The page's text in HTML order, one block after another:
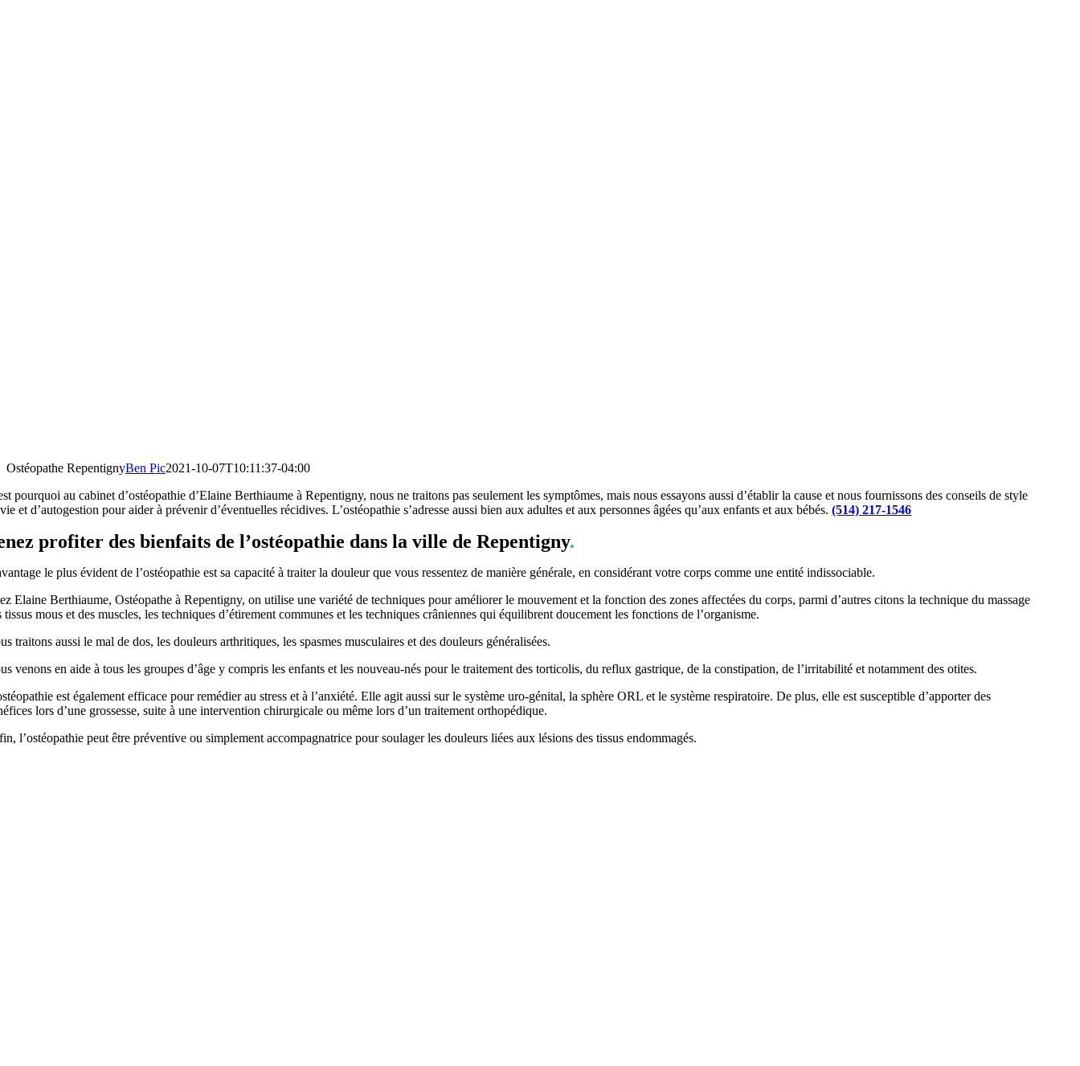
Ostéopathe RepentignyBen Pic2021-10-07T10:11:37-04:00
pourquoi au cabinet d’ostéopathie d’Elaine Berthiaume à Repentigny, nous ne traitons pas seulement les symptômes, mais nous essayons aussi d’établir la cause et nous fournissons des conseils de style
et d’autogestion pour aider à prévenir d’éventuelles récidives. L’ostéopathie s’adresse aussi bien aux adultes et aux personnes âgées qu’aux enfants et aux bébés.(514) 217-1546
profiter des bienfaits de l’ostéopathie dans la ville de Repentigny.
le plus évident de l’ostéopathie est sa capacité à traiter la douleur que vous ressentez de manière générale, en considérant votre corps comme une entité indissociable.
Elaine Berthiaume, Ostéopathe à Repentigny, on utilise une variété de techniques pour améliorer le mouvement et la fonction des zones affectées du corps, parmi d’autres citons la technique du massage
tissus mous et des muscles, les techniques d’étirement communes et les techniques crâniennes qui équilibrent doucement les fonctions de l’organisme.
traitons aussi le mal de dos, les douleurs arthritiques, les spasmes musculaires et des douleurs généralisées.
venons en aide à tous les groupes d’âge y compris les enfants et les nouveau-nés pour le traitement des torticolis, du reflux gastrique, de la constipation, de l’irritabilité et notamment des otites.
est également efficace pour remédier au stress et à l’anxiété. Elle agit aussi sur le système uro-génital, la sphère ORL et le système respiratoire. De plus, elle est susceptible d’apporter des
lors d’une grossesse, suite à une intervention chirurgicale ou même lors d’un traitement orthopédique.
l’ostéopathie peut être préventive ou simplement accompagnatrice pour soulager les douleurs liées aux lésions des tissus endommagés.